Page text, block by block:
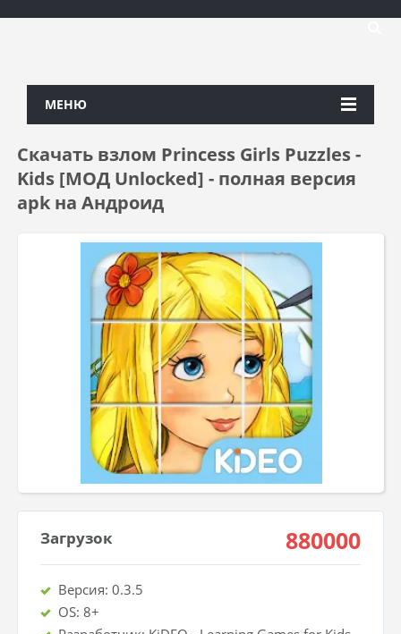
МЕНЮ
Скачать взлом Princess Girls Puzzles -
Kids [МОД Unlocked] - полная версия
apk на Андроид
Загрузок 880000
Версия: 0.3.5
OS: 8+